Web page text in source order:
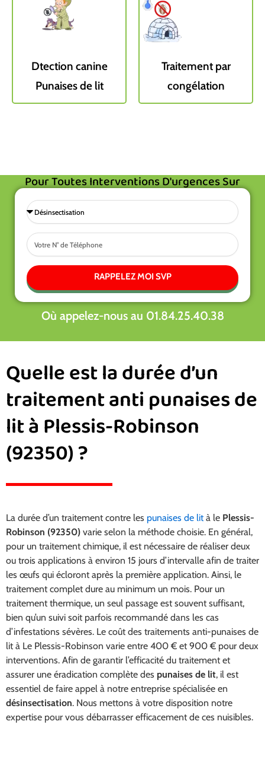
Dtection canine
Punaises de lit
Traitement par
congélation
Pour Toutes Interventions D'urgences Sur
L'Île-De-France, Demandez À Être Rappelé
Sélectionnez
une
prestations
Tel
RAPPELEZ MOI SVP
Où appelez-nous au 01.84.25.40.38
Quelle est la durée d’un
traitement anti punaises de
lit à Plessis-Robinson
(92350) ?
La durée d’un traitement contre les punaises de lità le Plessis-
Robinson (92350) varie selon la méthode choisie. En général,
pour un traitement chimique, il est nécessaire de réaliser deux
ou trois applications à environ 15 jours d’intervalle afin de traiter
les œufs qui écloront après la première application. Ainsi, le
traitement complet dure au minimum un mois. Pour un
traitement thermique, un seul passage est souvent suffisant,
bien qu’un suivi soit parfois recommandé dans les cas
d’infestations sévères. Le coût des traitements anti-punaises de
lit à Le Plessis-Robinson varie entre 400 € et 900 € pour deux
interventions. Afin de garantir l’efficacité du traitement et
assurer une éradication complète des punaises de lit, il est
essentiel de faire appel à notre entreprise spécialisée en
désinsectisation. Nous mettons à votre disposition notre
expertise pour vous débarrasser efficacement de ces nuisibles.